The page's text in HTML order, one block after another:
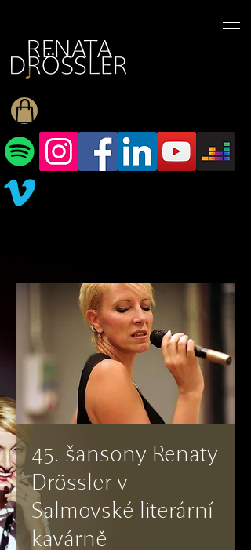
45. šansony Renaty
Drössler v
Salmovské literární
kavárně